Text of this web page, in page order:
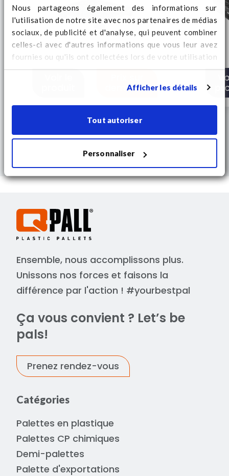
Nous partageons également des informations sur
l'utilisation de notre site avec nos partenaires de médias
sociaux, de publicité et d'analyse, qui peuvent combiner
celles-ci avec d'autres informations que vous leur avez
fournies ou qu'ils ont collectées lors de votre utilisation
de leurs services. Regardezicipour des informations
Afficher les détails
Tout autoriser
Personnaliser
demande
Ensemble, nous accomplissons plus.
Unissons nos forces et faisons la
différence par l'action ! #yourbestpal
Ça vous convient ? Let’s be
pals!
Prenez rendez-vous
Catégories
Palettes en plastique
Palettes CP chimiques
Demi-palettes
Palette d'exportations